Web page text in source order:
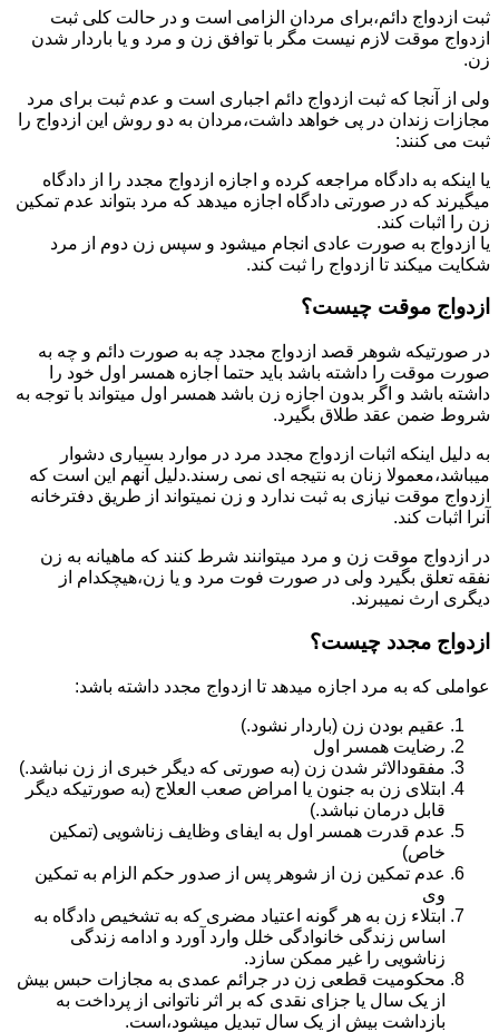
ثبت ازدواج دائم،برای مردان الزامی است و در حالت کلی ثبت
ازدواج موقت لازم نیست مگر با توافق زن و مرد و یا باردار شدن
زن.
ولی از آنجا که ثبت ازدواج دائم اجباری است و عدم ثبت برای مرد
مجازات زندان در پی خواهد داشت،مردان به دو روش این ازدواج را
ثبت می کنند:
یا اینکه به دادگاه مراجعه کرده و اجازه ازدواج مجدد را از دادگاه
میگیرند که در صورتی دادگاه اجازه میدهد که مرد بتواند عدم تمکین
زن را اثبات کند.
یا ازدواج به صورت عادی انجام میشود و سپس زن دوم از مرد
شکایت میکند تا ازدواج را ثبت کند.
ازدواج موقت چیست؟
در صورتیکه شوهر قصد ازدواج مجدد چه به صورت دائم و چه به
صورت موقت را داشته باشد باید حتما اجازه همسر اول خود را
داشته باشد و اگر بدون اجازه زن باشد همسر اول میتواند با توجه به
شروط ضمن عقد طلاق بگیرد.
به دلیل اینکه اثبات ازدواج مجدد مرد در موارد بسیاری دشوار
میباشد،معمولا زنان به نتیجه ای نمی رسند.دلیل آنهم این است که
ازدواج موقت نیازی به ثبت ندارد و زن نمیتواند از طریق دفترخانه
آنرا اثبات کند.
در ازدواج موقت زن و مرد میتوانند شرط کنند که ماهیانه به زن
نفقه تعلق بگیرد ولی در صورت فوت مرد و یا زن،هیچکدام از
دیگری ارث نمیبرند.
ازدواج مجدد چیست؟
عواملی که به مرد اجازه میدهد تا ازدواج مجدد داشته باشد:
عقیم بودن زن (باردار نشود.)
رضایت همسر اول
مفقودالاثر شدن زن (به صورتی که دیگر خبری از زن نباشد.)
ابتلای زن به جنون یا امراض صعب العلاج (به صورتیکه دیگر
قابل درمان نباشد.)
عدم قدرت همسر اول به ایفای وظایف زناشویی (تمکین
خاص)
عدم تمکین زن از شوهر پس از صدور حکم الزام به تمکین
وی
ابتلاء زن به هر گونه اعتیاد مضری که به تشخیص دادگاه به
اساس زندگی خانوادگی خلل وارد آورد و ادامه زندگی
زناشویی را غیر ممکن سازد.
محکومیت قطعی زن در جرائم عمدی به مجازات حبس بیش
از یک سال یا جزای نقدی که بر اثر ناتوانی از پرداخت به
بازداشت بیش از یک سال تبدیل می‎شود،است.